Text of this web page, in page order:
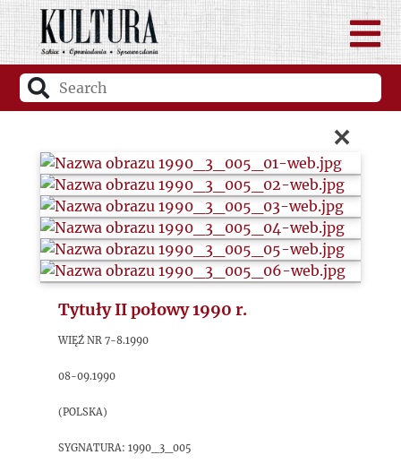
×
Tytuły II połowy 1990 r.
Więź nr 7-8.1990
08-09.1990
(Polska)
sygnatura: 1990_3_005